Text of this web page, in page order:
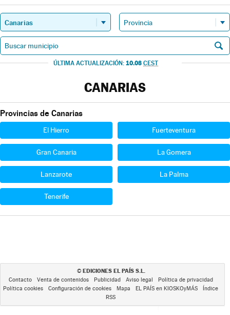
ÚLTIMA ACTUALIZACIÓN: 10.08 CEST
CANARIAS
Provincias de Canarias
El Hierro Fuerteventura
Gran Canaria La Gomera
Lanzarote La Palma
Tenerife
© EDICIONES EL PAÍS S.L.
Contacto Venta de contenidos Publicidad Aviso legal
Política de privacidad
Política cookies
Configuración de cookies Mapa EL PAÍS en KIOSKOyMÁS
Índice
RSS